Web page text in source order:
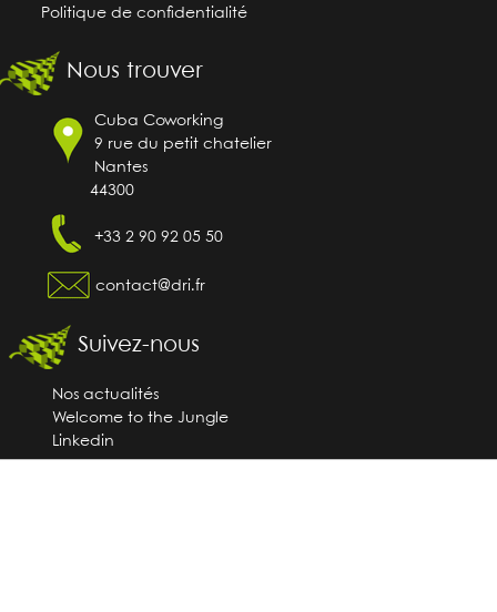
Politique de confidentialité
Nous trouver
Cuba Coworking
9 rue du petit chatelier
Nantes
44300
+33 2 90 92 05 50
contact@dri.fr
Suivez-nous
Nos actualités
Welcome to the Jungle
Linkedin